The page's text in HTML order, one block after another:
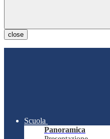
close
Scuola
Panoramica